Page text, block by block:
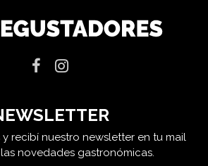
recibí nuestro newsletter en tu mail
novedades gastronómicas.